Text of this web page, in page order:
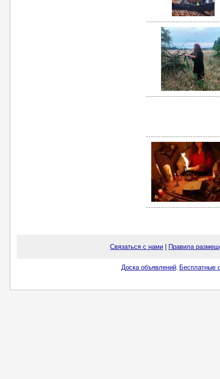
Связаться с нами Правила
Доска объявлений. Бесплатные